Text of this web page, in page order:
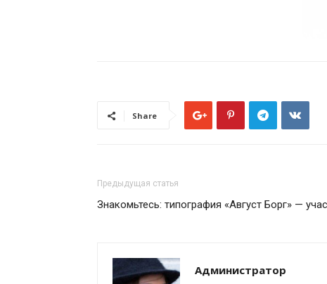
Share
Предыдущая статья
Знакомьтесь: типография «Август Борг» —
Администратор